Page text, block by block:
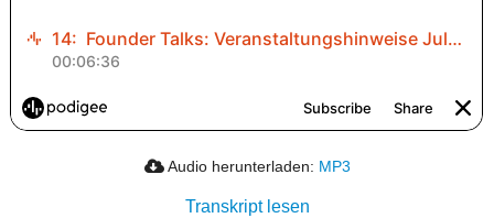
Audio herunterladen: MP3
Transkript lesen